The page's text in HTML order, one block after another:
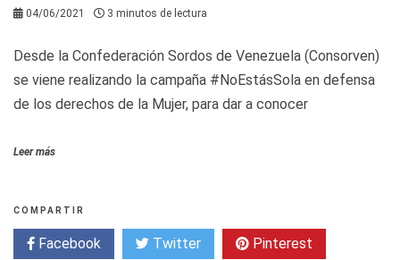
04/06/2021 3 minutos de lectura
Desde la Confederación Sordos de Venezuela (Consorven)
se viene realizando la campaña #NoEstásSola en defensa
de los derechos de la Mujer, para dar a conocer
Leer más
COMPARTIR
Facebook Twitter Pinterest